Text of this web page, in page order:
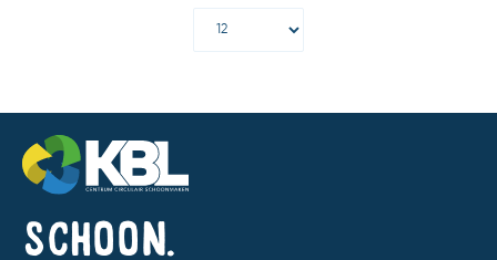
Schoon.